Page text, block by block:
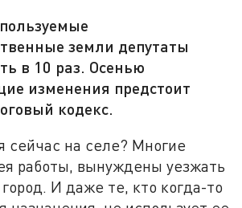
земли депутаты
в 10 раз. Осенью
изменения предстоит
кодекс.
сейчас на селе? Многие
работы, вынуждены уезжать
город. И даже те, кто когда-то